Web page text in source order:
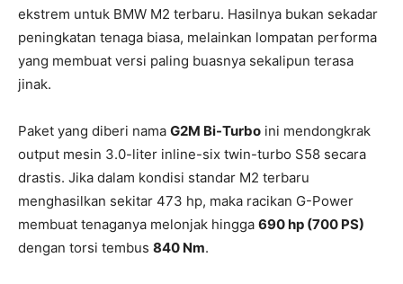
ekstrem untuk BMW M2 terbaru. Hasilnya bukan sekadar
peningkatan tenaga biasa, melainkan lompatan performa
yang membuat versi paling buasnya sekalipun terasa
jinak.
Paket yang diberi nama G2M Bi-Turbo ini mendongkrak
output mesin 3.0-liter inline-six twin-turbo S58 secara
drastis. Jika dalam kondisi standar M2 terbaru
menghasilkan sekitar 473 hp, maka racikan G-Power
membuat tenaganya melonjak hingga 690 hp (700 PS)
dengan torsi tembus 840 Nm.